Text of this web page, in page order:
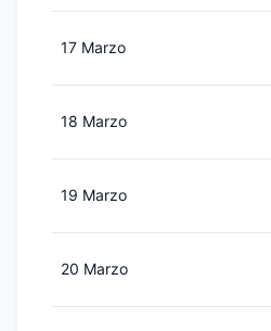
17 Marzo
18 Marzo
19 Marzo
20 Marzo